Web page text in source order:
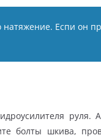
Еспи он
руля.
болты шкива,